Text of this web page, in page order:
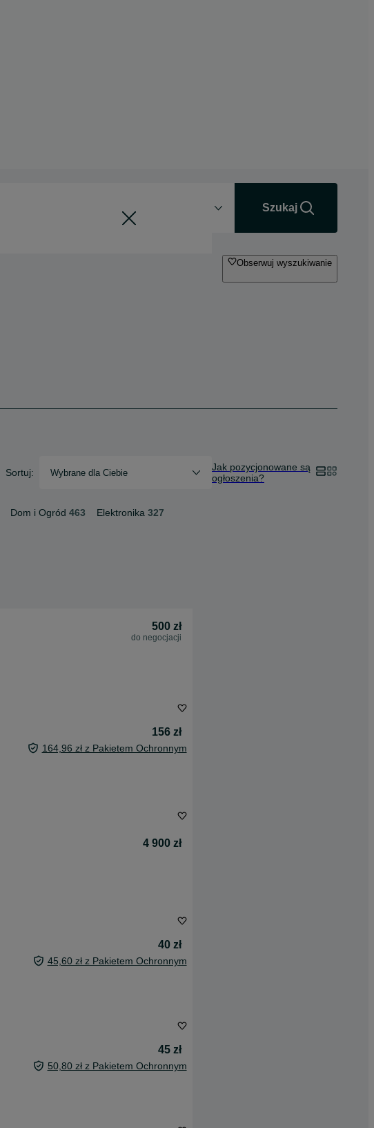
Szukaj
Obserwuj wyszukiwanie
Sortuj: Wybrane dla Ciebie
Jak pozycjonowane są
ogłoszenia?
Dom i Ogród 463 Elektronika 327
500 zł
do negocjacji
156 zł
164,96 zł z Pakietem Ochronnym
4 900 zł
40 zł
45,60 zł z Pakietem Ochronnym
45 zł
50,80 zł z Pakietem Ochronnym